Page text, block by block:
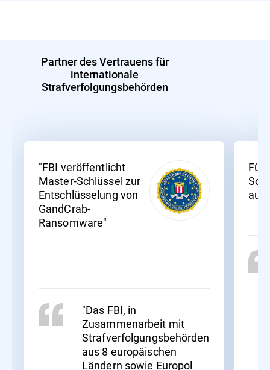
Partner des Vertrauens für
internationale
Strafverfolgungsbehörden
"FBI veröffentlicht
Master-Schlüssel zur
Entschlüsselung von
GandCrab-
Ransomware"
"Das FBI, in
Zusammenarbeit mit
Strafverfolgungsbehörden
aus 8 europäischen
Ländern sowie Europol